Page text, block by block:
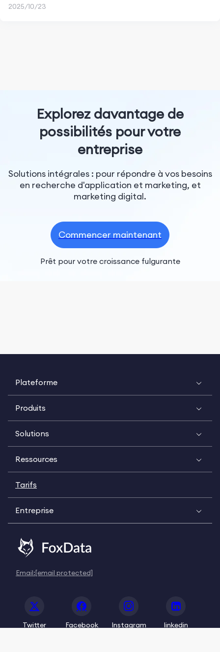
2025/10/23
Explorez davantage de
possibilités pour votre
entreprise
Solutions intégrales : pour répondre à vos besoins
en recherche d'application et marketing, et
marketing digital.
Commencer maintenant
Prêt pour votre croissance fulgurante
Plateforme
Produits
Solutions
Ressources
Tarifs
Entreprise
Email:[email protected]
Twitter Facebook Instagram linkedin